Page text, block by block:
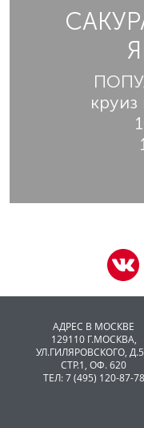
АДРЕС В МОСКВЕ
129110 Г.МОСКВА,
УЛ.ГИЛЯРОВСКОГО,
СТР.1, ОФ. 620
ТЕЛ: 7 (495) 120-87-78